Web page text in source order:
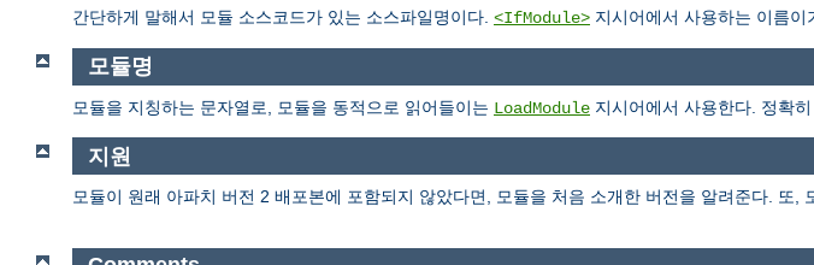
간단하게 말해서 모듈 소스코드가 있는 소스파일명이다. <IfModule> 지시어에서 사용하는 이름이
모듈명
모듈을 지칭하는 문자열로, 모듈을 동적으로 읽어들이는 LoadModule 지시어에서 사용한다. 정확
지원
모듈이 원래 아파치 버전 2 배포본에 포함되지 않았다면, 모듈을 처음 소개한 버전을 알려준다. 또,